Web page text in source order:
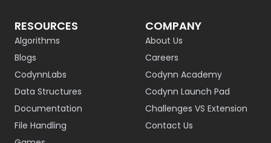
RESOURCES
Algorithms
Blogs
CodynnLabs
Data Structures
Documentation
File Handling
COMPANY
About Us
Careers
Codynn Academy
Codynn Launch Pad
Challenges VS Extension
Contact Us